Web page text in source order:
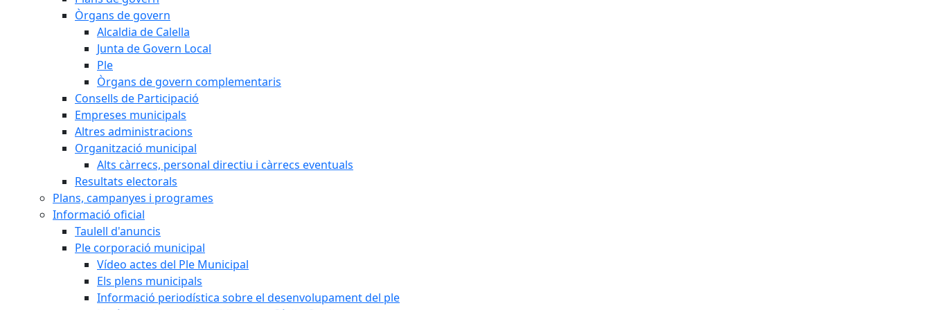
Òrgans de govern
Alcaldia de Calella
Junta de Govern Local
Ple
Òrgans de govern complementaris
Consells de Participació
Empreses municipals
Altres administracions
Organització municipal
Alts càrrecs, personal directiu i càrrecs eventuals
Resultats electorals
Plans, campanyes i programes
Informació oficial
Taulell d'anuncis
Ple corporació municipal
Vídeo actes del Ple Municipal
Els plens municipals
Informació periodística sobre el desenvolupament del ple